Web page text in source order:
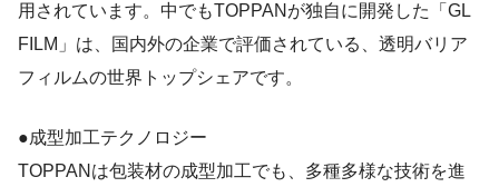
用されています。中でもTOPPANが独自に開発した「GL
FILM」は、国内外の企業で評価されている、透明バリア
フィルムの世界トップシェアです。
●成型加工テクノロジー
TOPPANは包装材の成型加工でも、多種多様な技術を進